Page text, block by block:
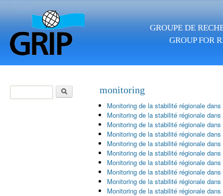
GROUPE DE
GROUP FOR
monitoring
Monitoring de la stabilité régionale
Monitoring de la stabilité régionale
Monitoring de la stabilité régionale
Monitoring de la stabilité régionale
Monitoring de la stabilité régionale
Monitoring de la stabilité régionale
Monitoring de la stabilité régionale
Monitoring de la stabilité régionale
Monitoring de la stabilité régionale
Monitoring de la stabilité régionale
Formulaire de